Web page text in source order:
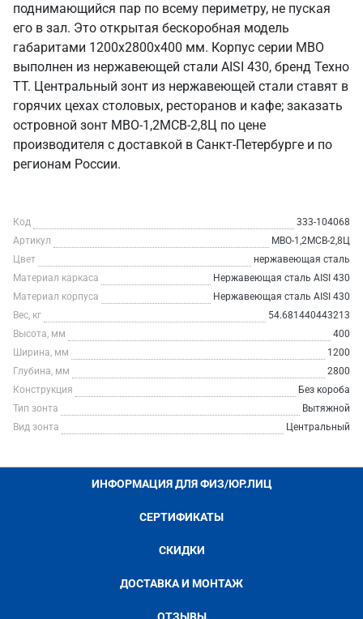
поднимающийся пар по всему периметру, не пуская
его в зал. Это открытая бескоробная модель
габаритами 1200х2800х400 мм. Корпус серии МВО
выполнен из нержавеющей стали AISI 430, бренд Техно
ТТ. Центральный зонт из нержавеющей стали ставят в
горячих цехах столовых, ресторанов и кафе; заказать
островной зонт МВО-1,2МСВ-2,8Ц по цене
производителя с доставкой в Санкт‑Петербурге и по
регионам России.
Код
333-104068
Артикул
МВО-1,2МСВ-2,8Ц
Цвет
нержавеющая сталь
Материал каркаса
Нержавеющая сталь AISI 430
Материал корпуса
Нержавеющая сталь AISI 430
Вес, кг
54.681440443213
Высота, мм
400
Ширина, мм
1200
Глубина, мм
2800
Конструкция
Без короба
Тип зонта
Вытяжной
Вид зонта
Центральный
ИНФОРМАЦИЯ ДЛЯ ФИЗ/ЮР.ЛИЦ
СЕРТИФИКАТЫ
СКИДКИ
ДОСТАВКА И МОНТАЖ